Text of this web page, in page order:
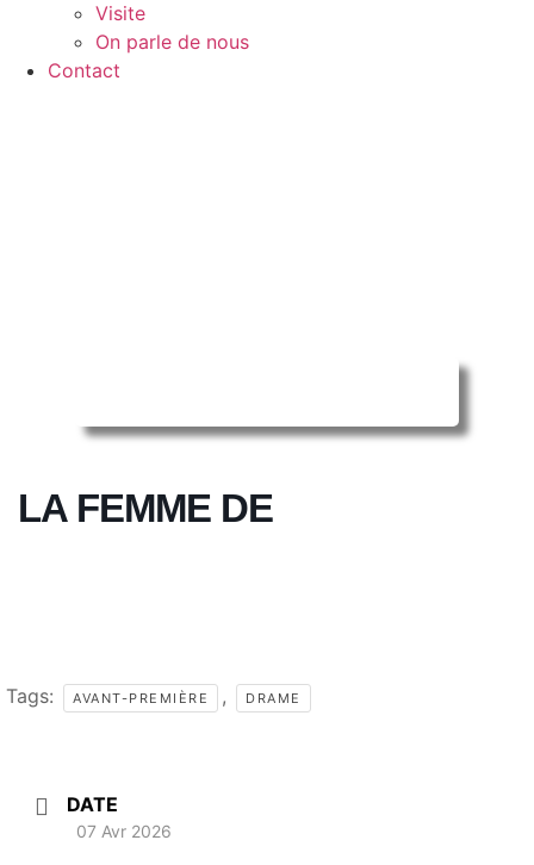
Visite
On parle de nous
Contact
LA FEMME DE
Tags: AVANT-PREMIÈRE , DRAME
DATE
07 Avr 2026